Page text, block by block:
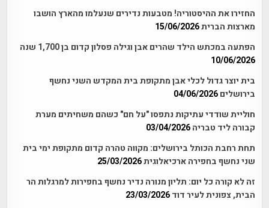
החזירו את ההיסטוריה! מטבעות נדירים שנעלמו מהארץ הושבו
מארצות הברית15/06/2026
הפתעה במכתש הילד שהרים אבן וגילה פסלון קדום בן 1,700 שנה
10/06/2026
בית יוצר גדול לכלי אבן מתקופת בית המקדש השני נחשף
בירושלים 04/06/2026
חוליית שודדי עתיקות נתפסו "על חם" כשהם משחיתים מערת
קבורה ליד טבריה 03/04/2026
תחת רחבת הכותל בירושלים: מקווה טהרה קדום מתקופת ימי בית
שני נחשף בחפירה ארכיאלוגית25/03/2026
זה לא קורה כל יום: תליון מנורה נדיר נחשף בחפירות למרגלות הר
הבית, צפונית לעיר דוד 23/03/2026